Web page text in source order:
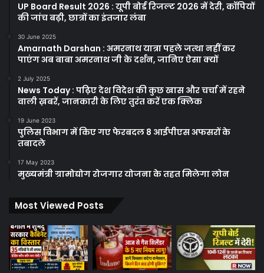
UP Board Result 2026 : यूपी बोर्ड रिजल्ट 2026 में देरी, कॉपियों
की जांच बढ़ी, छात्रों का इंतजार लंबा
30 June 2025
Amarnath Darshan : अमरनाथ यात्रा पहले जत्था नहीं कर
पाएंग अब बाबा अमरनाथ जी के दर्शन, जानिए ऐसा क्यों
2 July 2025
News Today : पढ़िए देश विदेश की कुछ खास और चर्चा में रहने
वाली ख़बरें, जानकारी के लिए तुरंत करें एक क्लिक
19 June 2023
पुलिस विभाग में किए गए फेरबदल 8 आईपीएस अफसरों के
तबादले
17 May 2023
मुख्यमंत्री ग्रामोद्योग रोजगार योजना के तहत मिलेगा लोन
Most Viewed Posts